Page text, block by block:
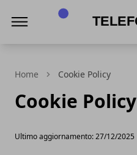
Home Cookie Policy
Cookie Policy
Ultimo aggiornamento: 27/12/2025